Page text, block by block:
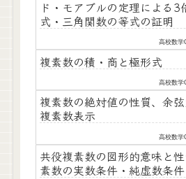
ド・モアブルの定理による3
式・三角関数の等式の証明
高校数
複素数の積・商と極形式
高校数
複素数の絶対値の性質、余
複素数表示
高校数
共役複素数の図形的意味と
素数の実数条件・純虚数条件